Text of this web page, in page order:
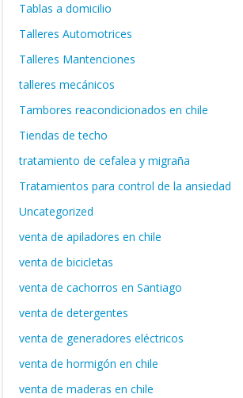
Tablas a domicilio
Talleres Automotrices
Talleres Mantenciones
talleres mecánicos
Tambores reacondicionados en chile
Tiendas de techo
tratamiento de cefalea y migraña
Tratamientos para control de la ansiedad
Uncategorized
venta de apiladores en chile
venta de bicicletas
venta de cachorros en Santiago
venta de detergentes
venta de generadores eléctricos
venta de hormigón en chile
venta de maderas en chile